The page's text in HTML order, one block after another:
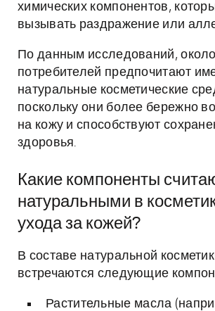
химических компонентов,
вызывать раздражение или
По данным исследований,
потребителей предпочитают
натуральные косметические
поскольку они более бережно
на кожу и способствуют
здоровья.
Какие компоненты
натуральными в
ухода за кожей?
В составе натуральной
встречаются следующие
Растительные масла